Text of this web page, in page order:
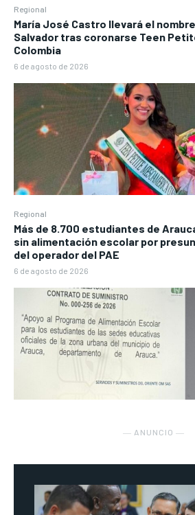
Regional
María José Castro llevará el
Salvador tras coronarse Teen
Colombia
6 de agosto de 2026
Regional
Más de 8.700 estudiantes de
sin alimentación escolar por
del operador del PAE
6 de agosto de 2026
― ANUNCIO ―